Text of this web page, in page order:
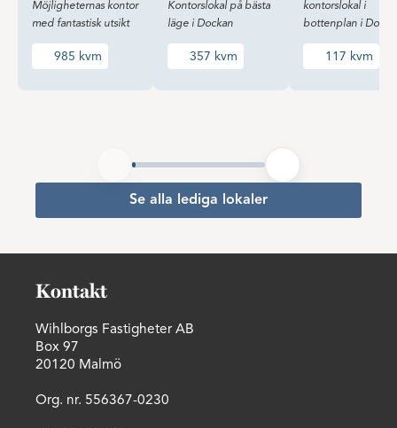
Möjligheternas kontor
med fantastisk utsikt
985 kvm
Kontorslokal på bästa
läge i Dockan
357 kvm
kontorslokal i
bottenplan i
117 kvm
Se alla lediga lokaler
Kontakt
Wihlborgs Fastigheter AB
Box 97
20120 Malmö
Org. nr. 556367-0230